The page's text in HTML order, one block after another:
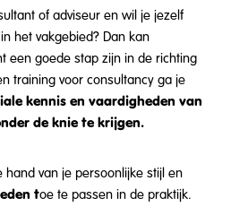
of adviseur en wil je jezelf
het vakgebied? Dan kan
een goede stap zijn in de richting
training voor consultancy ga je
kennis en vaardigheden van
de knie te krijgen.
van je persoonlijke stijl en
toe te passen in de praktijk.